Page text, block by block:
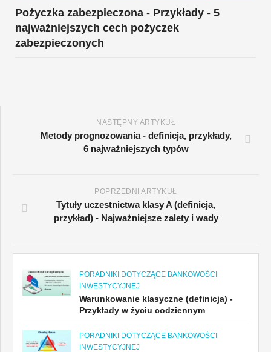
Pożyczka zabezpieczona - Przykłady - 5
najważniejszych cech pożyczek
zabezpieczonych
NASTĘPNY ARTYKUŁ
Metody prognozowania - definicja, przykłady,
6 najważniejszych typów
POPRZEDNI ARTYKUŁ
Tytuły uczestnictwa klasy A (definicja,
przykład) - Najważniejsze zalety i wady
PORADNIKI DOTYCZĄCE BANKOWOŚCI
INWESTYCYJNEJ
Warunkowanie klasyczne (definicja) -
Przykłady w życiu codziennym
PORADNIKI DOTYCZĄCE BANKOWOŚCI
INWESTYCYJNEJ